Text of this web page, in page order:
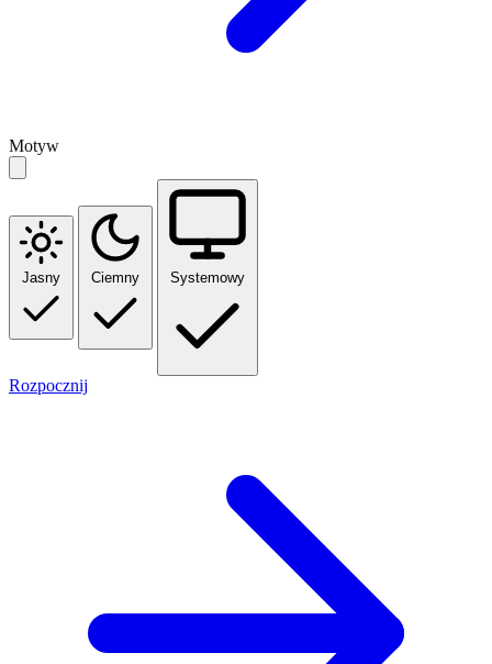
Motyw
Jasny Ciemny Systemowy
Rozpocznij